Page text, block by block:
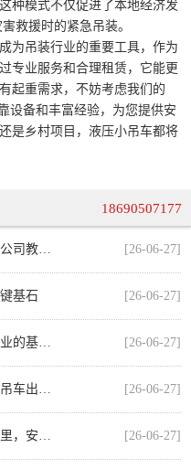
种模式不仅促进了本地经济发
救援时的紧急吊装。
为吊装行业的重要工具，作为
专业服务和合理租赁，它能更
起重需求，不妨考虑我们的
备和丰富经验，为您提供安
是乡村项目，液压小吊车都将
18690507177
[26-06-27]
基石 [26-06-27]
[26-06-27]
[26-06-27]
[26-06-27]